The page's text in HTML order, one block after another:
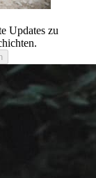
Updates zu